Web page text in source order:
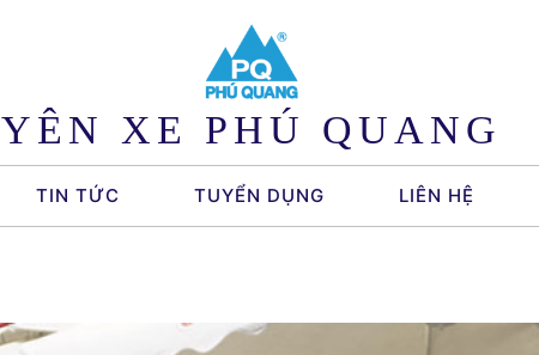
YÊN XE PHÚ QUANG
TIN TỨC TUYỂN DỤNG LIÊN HỆ